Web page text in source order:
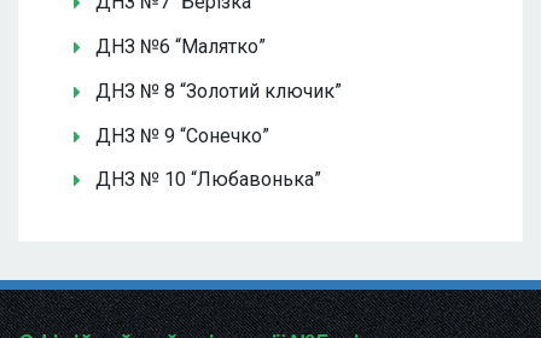
ДНЗ №6 “Малятко”
ДНЗ № 8 “Золотий ключик”
ДНЗ № 9 “Сонечко”
ДНЗ № 10 “Любавонька”